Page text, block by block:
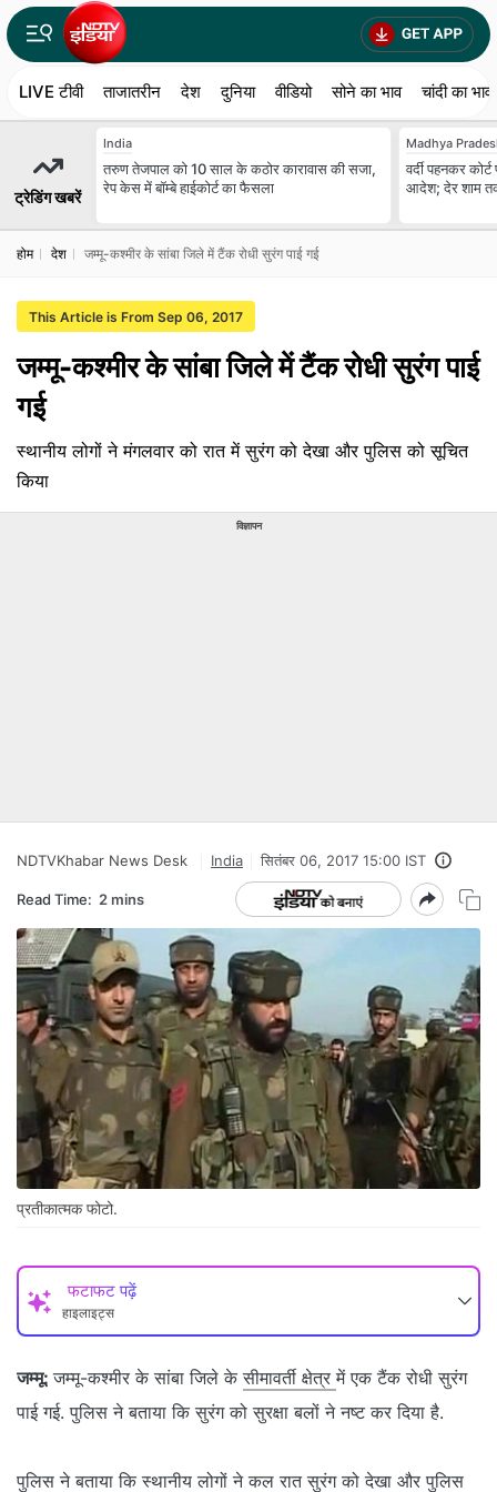
LIVE टीवी ताजातरीन देश दुनिया वीडियो सोने का भाव चांदी का भाव
ट्रेडिंग खबरें
India
तरुण तेजपाल को 10 साल के कठोर कारावास की सजा,
रेप केस में बॉम्बे हाईकोर्ट का फैसला
Madhya
वर्दी पहनकर
आदेश; देर शाम
होम देश जम्मू-कश्मीर के सांबा जिले में टैंक रोधी सुरंग पाई गई
This Article is From Sep 06, 2017
जम्मू-कश्मीर के सांबा जिले में टैंक रोधी सुरंग पाई
गई
स्थानीय लोगों ने मंगलवार को रात में सुरंग को देखा और पुलिस को सूचित
किया
विज्ञापन
NDTVKhabar News Desk India सितंबर 06, 2017 15:00 IST
Read Time: 2 mins
प्रतीकात्मक फोटो.
फटाफट पढ़ें
हाइलाइट्स
जम्मू: जम्मू-कश्मीर के सांबा जिले केसीमावर्ती क्षेत्रमें एक टैंक रोधी सुरंग
पाई गई. पुलिस ने बताया कि सुरंग को सुरक्षा बलों ने नष्ट कर दिया है.
पुलिस ने बताया कि स्थानीय लोगों ने कल रात सुरंग को देखा और पुलिस